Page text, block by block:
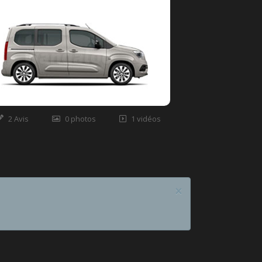
2 Avis 0 photos 1 vidéos
×